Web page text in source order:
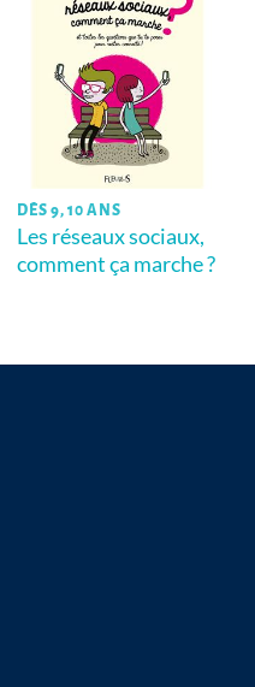
DÈS 9, 10 ANS
Les réseaux sociaux,
comment ça marche ?